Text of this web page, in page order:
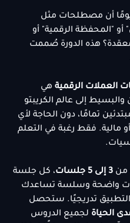
أن مصطلحات مثل
أو "المحفظة الرقمية" أو
معقدة؟ هذه الدورة صُممت
العملات الرقمية هي
إلى عالم الكريبتو
تمامًا، دون الحاجة لأي
مالية. فقط رغبة في التعلم
من 3 إلى 5 جلسات
، كل جلسة
واضحة وسلسة تساعدك
تدريجيًا. ستحصل
الحياة لجميع الدروس